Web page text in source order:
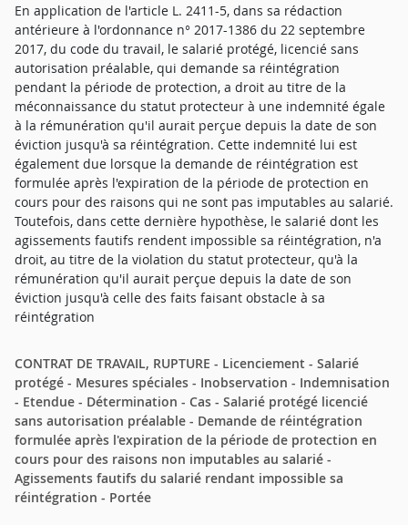
En application de l'article L. 2411-5, dans sa rédaction
antérieure à l'ordonnance n° 2017-1386 du 22 septembre
2017, du code du travail, le salarié protégé, licencié sans
autorisation préalable, qui demande sa réintégration
pendant la période de protection, a droit au titre de la
méconnaissance du statut protecteur à une indemnité égale
à la rémunération qu'il aurait perçue depuis la date de son
éviction jusqu'à sa réintégration. Cette indemnité lui est
également due lorsque la demande de réintégration est
formulée après l'expiration de la période de protection en
cours pour des raisons qui ne sont pas imputables au salarié.
Toutefois, dans cette dernière hypothèse, le salarié dont les
agissements fautifs rendent impossible sa réintégration, n'a
droit, au titre de la violation du statut protecteur, qu'à la
rémunération qu'il aurait perçue depuis la date de son
éviction jusqu'à celle des faits faisant obstacle à sa
réintégration
CONTRAT DE TRAVAIL, RUPTURE - Licenciement - Salarié
protégé - Mesures spéciales - Inobservation - Indemnisation
- Etendue - Détermination - Cas - Salarié protégé licencié
sans autorisation préalable - Demande de réintégration
formulée après l'expiration de la période de protection en
cours pour des raisons non imputables au salarié -
Agissements fautifs du salarié rendant impossible sa
réintégration - Portée